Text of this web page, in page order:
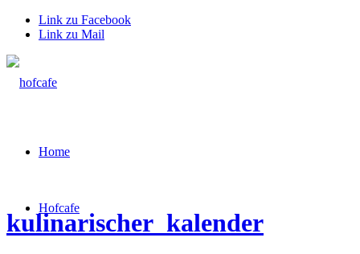
Link zu Facebook
Link zu Mail
Home
Hofcafe
kulinarischer_kalender